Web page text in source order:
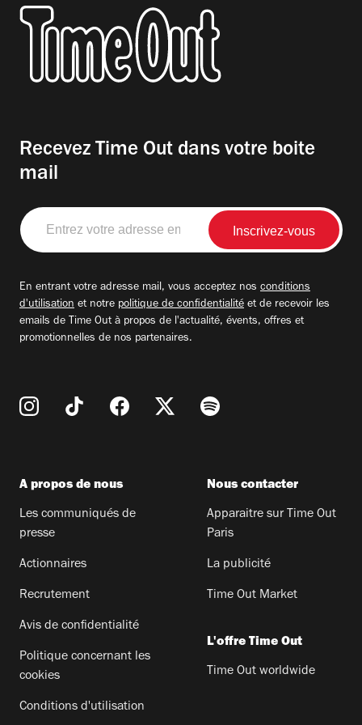
Recevez Time Out dans votre boite
mail
Entrez
votre
adresse
En entrant votre adresse mail, vous acceptez nos conditions
d'utilisation et notre politique de confidentialité et de recevoir les
emails de Time Out à propos de l'actualité, évents, offres et
promotionnelles de nos partenaires.
A propos de nous
Les communiqués de
presse
Actionnaires
Recrutement
Avis de confidentialité
Politique concernant les
cookies
Conditions d'utilisation
Nous contacter
Apparaitre sur Time Out
Paris
La publicité
Time Out Market
L'offre Time Out
Time Out worldwide